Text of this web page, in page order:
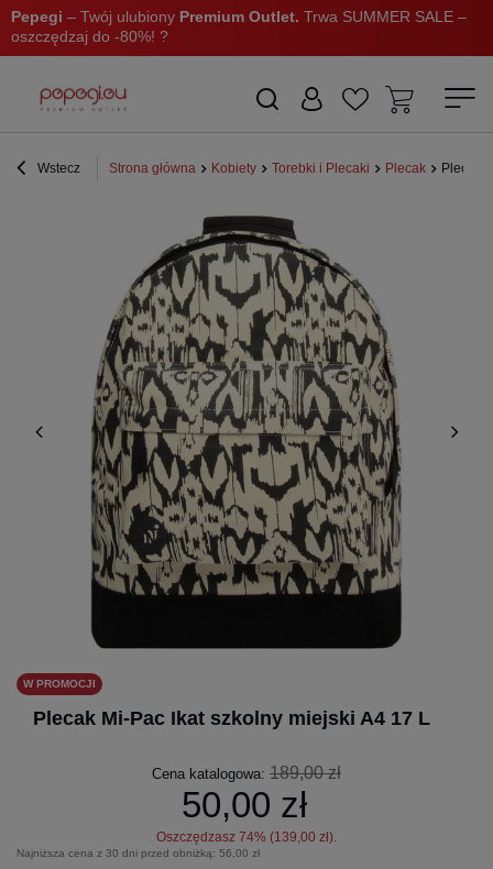
Pepegi – Twój ulubiony Premium Outlet. Trwa SUMMER SALE –
oszczędzaj do -80%! ?
Wstecz Strona główna Kobiety Torebki i Plecaki Plecak Plecak
W PROMOCJI
Plecak Mi-Pac Ikat szkolny miejski A4 17 L
Cena katalogowa: 189,00 zł
50,00 zł
Oszczędzasz 74% (139,00 zł).
Najniższa cena z 30 dni przed obniżką: 56,00 zł